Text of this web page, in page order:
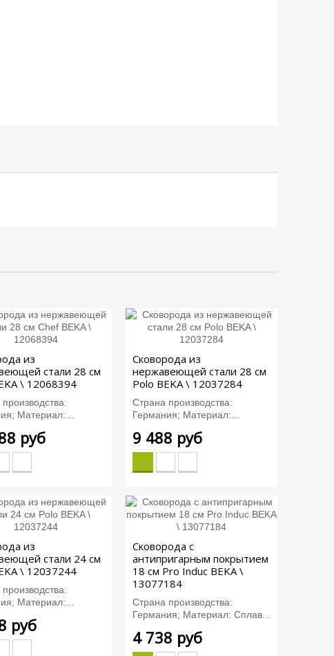
из
стали 28 см
\ 12068394
Материал:...
руб
Сковорода из
нержавеющей стали 28 см
Polo BEKA \ 12037284
Страна производства:
Германия; Материал:...
9 488 руб
из
стали 24 см
\ 12037244
Материал:...
руб
Сковорода с
антипригарным покрытием
18 см Pro Induc BEKA \
13077184
Страна производства:
Германия; Материал: Сплав...
4 738 руб